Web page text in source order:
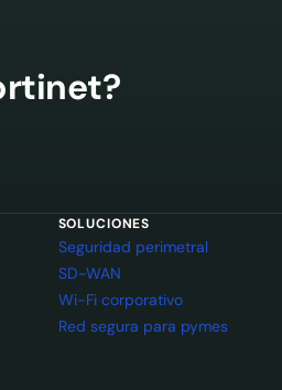
SOLUCIONES
Seguridad perimetral
SD-WAN
Wi-Fi corporativo
Red segura para pymes